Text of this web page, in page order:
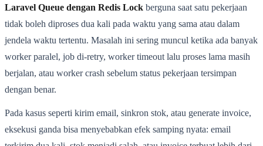
Laravel Queue dengan Redis Lock berguna saat satu pekerjaan
tidak boleh diproses dua kali pada waktu yang sama atau dalam
jendela waktu tertentu. Masalah ini sering muncul ketika ada banyak
worker paralel, job di-retry, worker timeout lalu proses lama masih
berjalan, atau worker crash sebelum status pekerjaan tersimpan
dengan benar.
Pada kasus seperti kirim email, sinkron stok, atau generate invoice,
eksekusi ganda bisa menyebabkan efek samping nyata: email